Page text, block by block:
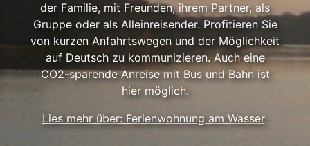
der Familie, mit Freunden, ihrem Partner, als
Gruppe oder als Alleinreisender. Profitieren Sie
von kurzen Anfahrtswegen und der Möglichkeit
auf Deutsch zu kommunizieren. Auch eine
CO2-sparende Anreise mit Bus und Bahn ist
hier möglich.
Lies mehr über: Ferienwohnung am Wasser